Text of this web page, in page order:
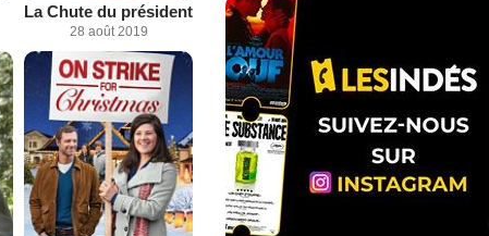
La Chute du président
28 août 2019